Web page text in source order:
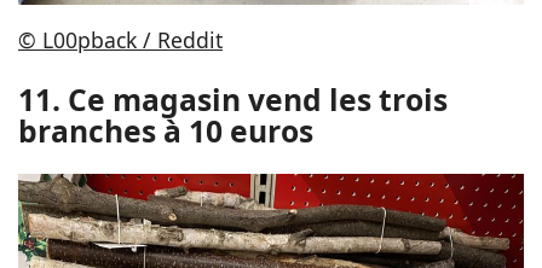
© L00pback / Reddit
11. Ce magasin vend les trois
branches à 10 euros